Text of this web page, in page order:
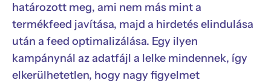
határozott meg, ami nem más mint a
termékfeed javítása, majd a hirdetés elindulása
után a feed optimalizálása. Egy ilyen
kampánynál az adatfájl a lelke mindennek, így
elkerülhetetlen, hogy nagy figyelmet